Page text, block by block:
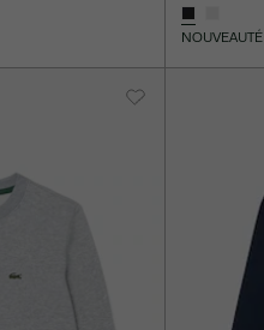
NOUVEAUTÉ